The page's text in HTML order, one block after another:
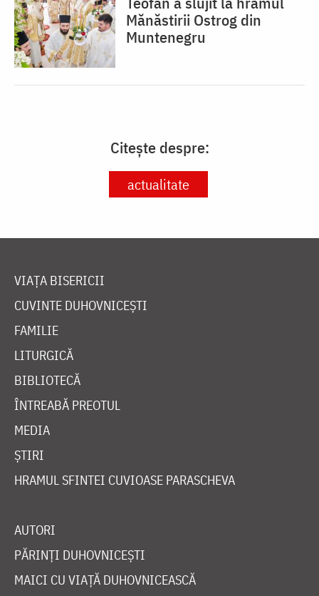
Mănăstirii Ostrog din
Muntenegru
Citește despre:
actualitate
VIAȚA BISERICII
CUVINTE DUHOVNICEȘTI
FAMILIE
LITURGICĂ
BIBLIOTECĂ
ÎNTREABĂ PREOTUL
MEDIA
ȘTIRI
HRAMUL SFINTEI CUVIOASE PARASCHEVA
AUTORI
PĂRINȚI DUHOVNICEȘTI
MAICI CU VIAȚĂ DUHOVNICEASCĂ